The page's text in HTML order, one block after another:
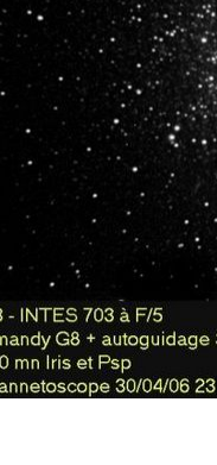
portée d'une traînée d'avion".
205".